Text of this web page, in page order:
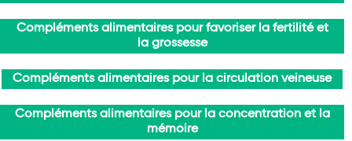
Compléments alimentaires pour favoriser la fertilité et
la grossesse
Compléments alimentaires pour la circulation veineuse
Compléments alimentaires pour la concentration et la
mémoire